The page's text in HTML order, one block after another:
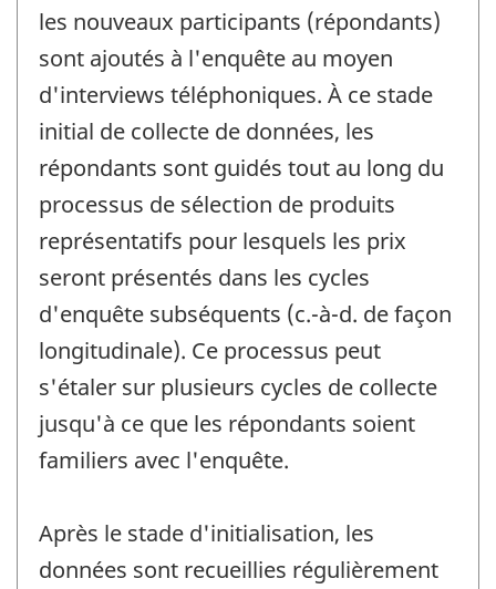
les nouveaux participants (répondants)
sont ajoutés à l'enquête au moyen
d'interviews téléphoniques. À ce stade
initial de collecte de données, les
répondants sont guidés tout au long du
processus de sélection de produits
représentatifs pour lesquels les prix
seront présentés dans les cycles
d'enquête subséquents (c.-à-d. de façon
longitudinale). Ce processus peut
s'étaler sur plusieurs cycles de collecte
jusqu'à ce que les répondants soient
familiers avec l'enquête.
Après le stade d'initialisation, les
données sont recueillies régulièrement